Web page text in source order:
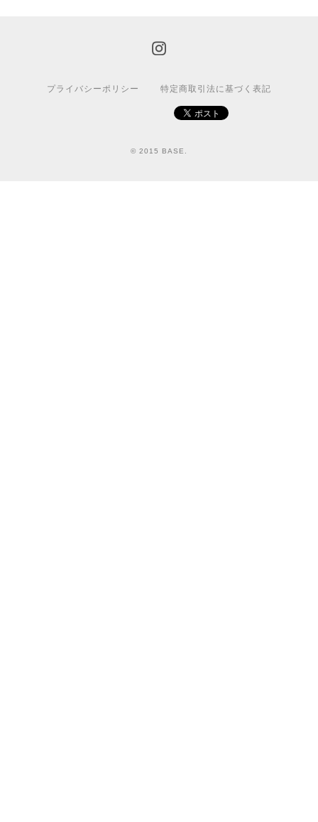
プライバシーポリシー 特定商取引法に基づく表記
© 2015 BASE.